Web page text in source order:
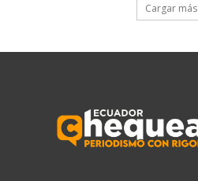
Cargar más